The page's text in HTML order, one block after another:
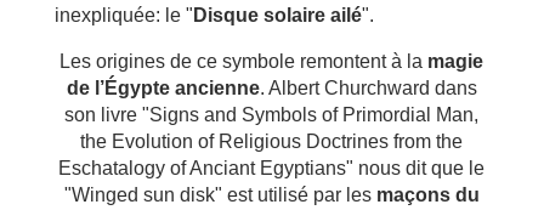
inexpliquée: le " Disque solaire ailé".
Les origines de ce symbole remontent à la magie
de l’Égypte ancienne. Albert Churchward dans
son livre "Signs and Symbols of Primordial Man,
the Evolution of Religious Doctrines from the
Eschatalogy of Anciant Egyptians" nous dit que le
"Winged sun disk" est utilisé par les maçons du